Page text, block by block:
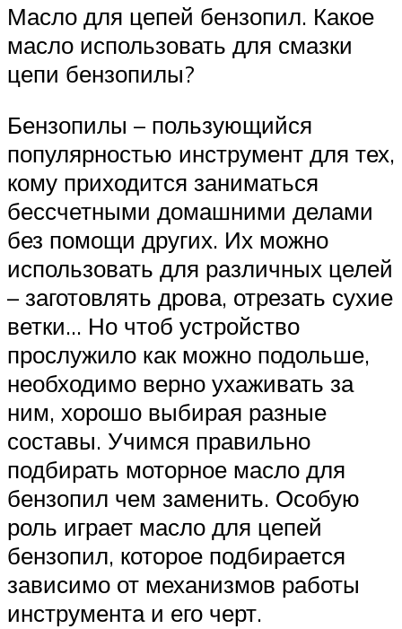
Масло для цепей бензопил. Какое
масло использовать для смазки
цепи бензопилы?
Бензопилы – пользующийся
популярностью инструмент для тех,
кому приходится заниматься
бессчетными домашними делами
без помощи других. Их можно
использовать для различных целей
– заготовлять дрова, отрезать сухие
ветки… Но чтоб устройство
прослужило как можно подольше,
необходимо верно ухаживать за
ним, хорошо выбирая разные
составы. Учимся правильно
подбирать моторное масло для
бензопил чем заменить. Особую
роль играет масло для цепей
бензопил, которое подбирается
зависимо от механизмов работы
инструмента и его черт.